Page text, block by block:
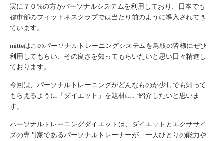
実に７０%の方がパーソナルシステムを利用しており、日本でも
都市部のフィットネスクラブでは当たり前のように導入されてき
ています。
mitteはこのパーソナルトレーニングシステムを鳥取の皆様にぜひ
利用してもらい、その良さを知ってもらいたいと思い日々精進し
ております。
今回は、パーソナルトレーニングがどんなものか少しでも知って
もらえるように「ダイエット」を題材にご紹介したいと思いま
す。
パーソナルトレーニングダイエットは、ダイエットとエクササイ
ズの専門家であるパーソナルトレーナーが、一人ひとりの能力や